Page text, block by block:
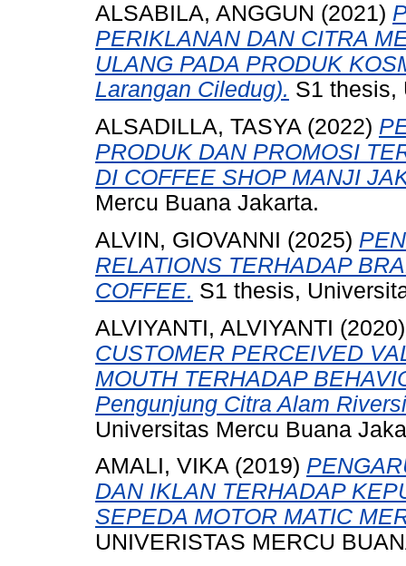
ALSABILA, ANGGUN (2021)
PERIKLANAN DAN CITRA
ULANG PADA PRODUK
Larangan Ciledug). S1 thesis,
ALSADILLA, TASYA (2022)
PRODUK DAN PROMOSI
DI COFFEE SHOP MANJI
Mercu Buana Jakarta.
ALVIN, GIOVANNI (2025)
RELATIONS TERHADAP
COFFEE. S1 thesis,
ALVIYANTI, ALVIYANTI
CUSTOMER PERCEIVED
MOUTH TERHADAP
Pengunjung Citra Alam
Universitas Mercu Buana
AMALI, VIKA(2019)
DAN IKLAN TERHADAP
SEPEDA MOTOR MATIC
UNIVERISTAS MERCU